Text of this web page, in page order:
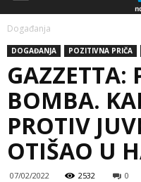
Događanja
DOGAĐANJA POZITIVNA PRIČA
GAZZETTA:
BOMBA.
PROTIV
OTIŠAO U
07/02/2022 2532 0